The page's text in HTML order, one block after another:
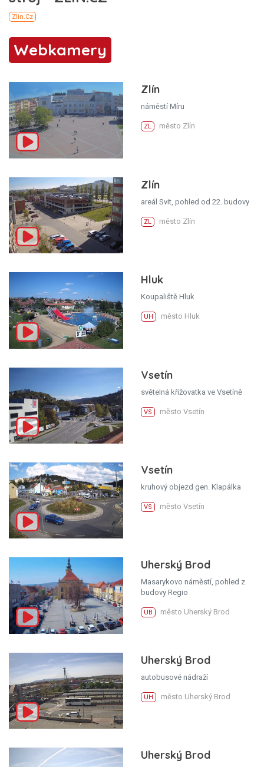
Webkamery
Zlín
náměstí Míru
ZL město Zlín
Zlín
areál Svit, pohled od 22. budovy
ZL město Zlín
Hluk
Koupaliště Hluk
UH město Hluk
Vsetín
světelná křižovatka ve Vsetíně
VS město Vsetín
Vsetín
kruhový objezd gen. Klapálka
VS město Vsetín
Uherský Brod
Masarykovo náměstí, pohled z
budovy Regio
UB město Uherský Brod
Uherský Brod
autobusové nádraží
UH město Uherský Brod
Uherský Brod